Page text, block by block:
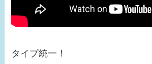
タイプ統一！